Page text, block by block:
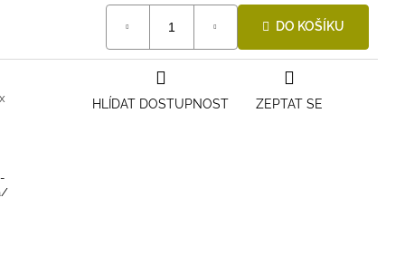
DO KOŠÍKU
ZEPTAT SE
HLÍDAT DOSTUPNOST